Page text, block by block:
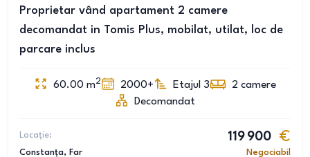
Proprietar vând apartament 2 camere
decomandat in Tomis Plus, mobilat, utilat, loc de
parcare inclus
60.00 m2 2000+ Etajul 3 2 camere
Decomandat
Locație:
Constanța, Far
119 900
Negociabil